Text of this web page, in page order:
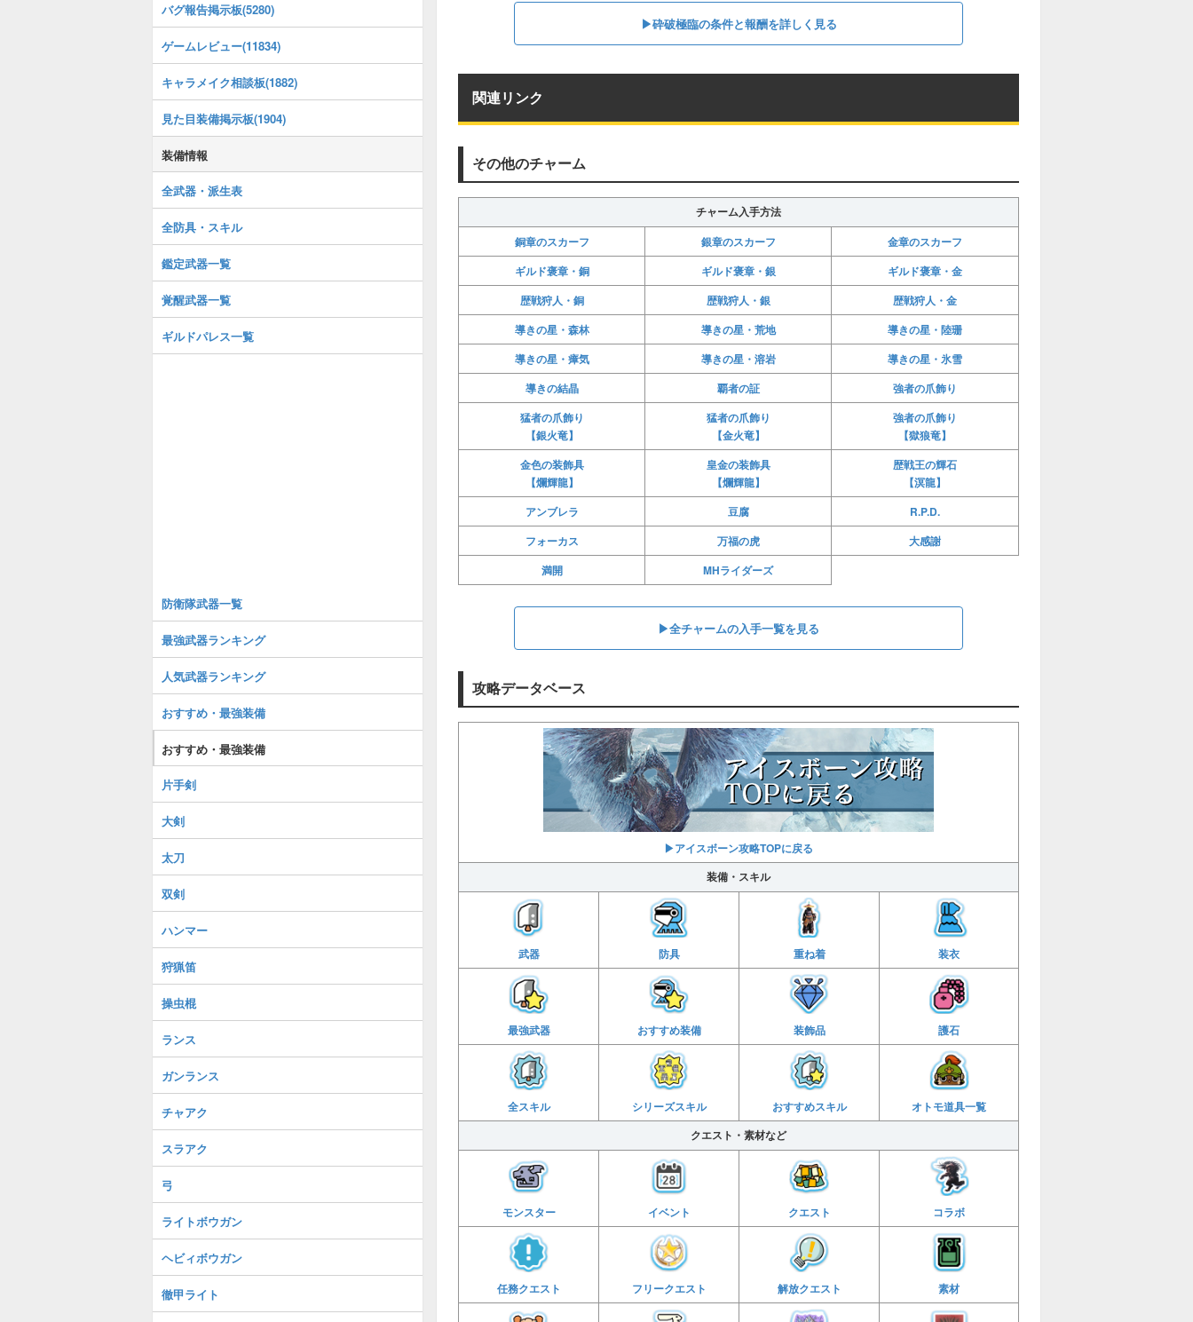
▶砕破極臨の条件と報酬を詳しく見る
関連リンク
その他のチャーム
チャーム入手方法
銅章のスカーフ 銀章のスカーフ
金章のスカーフ
ギルド褒章・銅
ギルド褒章・銀
ギルド褒章・金
歴戦狩人・銅
歴戦狩人・銀
歴戦狩人・金
導きの星・森林
導きの星・荒地
導きの星・陸珊
導きの星・瘴気
導きの星・溶岩
導きの星・氷雪
導きの結晶
覇者の証
強者の爪飾り
猛者の爪飾り
【銀火竜】
猛者の爪飾り
【金火竜】
強者の爪飾り
【獄狼竜】
金色の装飾具
【爛輝龍】
皇金の装飾具
【爛輝龍】
歴戦王の輝石
【溟龍】
アンブレラ
豆腐
R.P.D.
フォーカス
万福の虎
大感謝
満開
MHライダーズ
▶全チャームの入手一覧を見る
攻略データベース
▶アイスボーン攻略TOPに戻る
装備・スキル
武器 防具 重ね着 装衣
最強武器 おすすめ装備 装飾品 護石
全スキル シリーズスキル おすすめスキル オトモ道具一覧
クエスト・素材など
モンスター イベント クエスト コラボ
任務クエスト フリークエスト 解放クエスト 素材
バグ報告掲示板(5280)
ゲームレビュー(11834)
キャラメイク相談板(1882)
見た目装備掲示板(1904)
装備情報
全武器・派生表
全防具・スキル
鑑定武器一覧
覚醒武器一覧
ギルドパレス一覧
防衛隊武器一覧
最強武器ランキング
人気武器ランキング
おすすめ・最強装備
おすすめ・最強装備
片手剣
大剣
太刀
双剣
ハンマー
狩猟笛
操虫棍
ランス
ガンランス
チャアク
スラアク
弓
ライトボウガン
ヘビィボウガン
徹甲ライト